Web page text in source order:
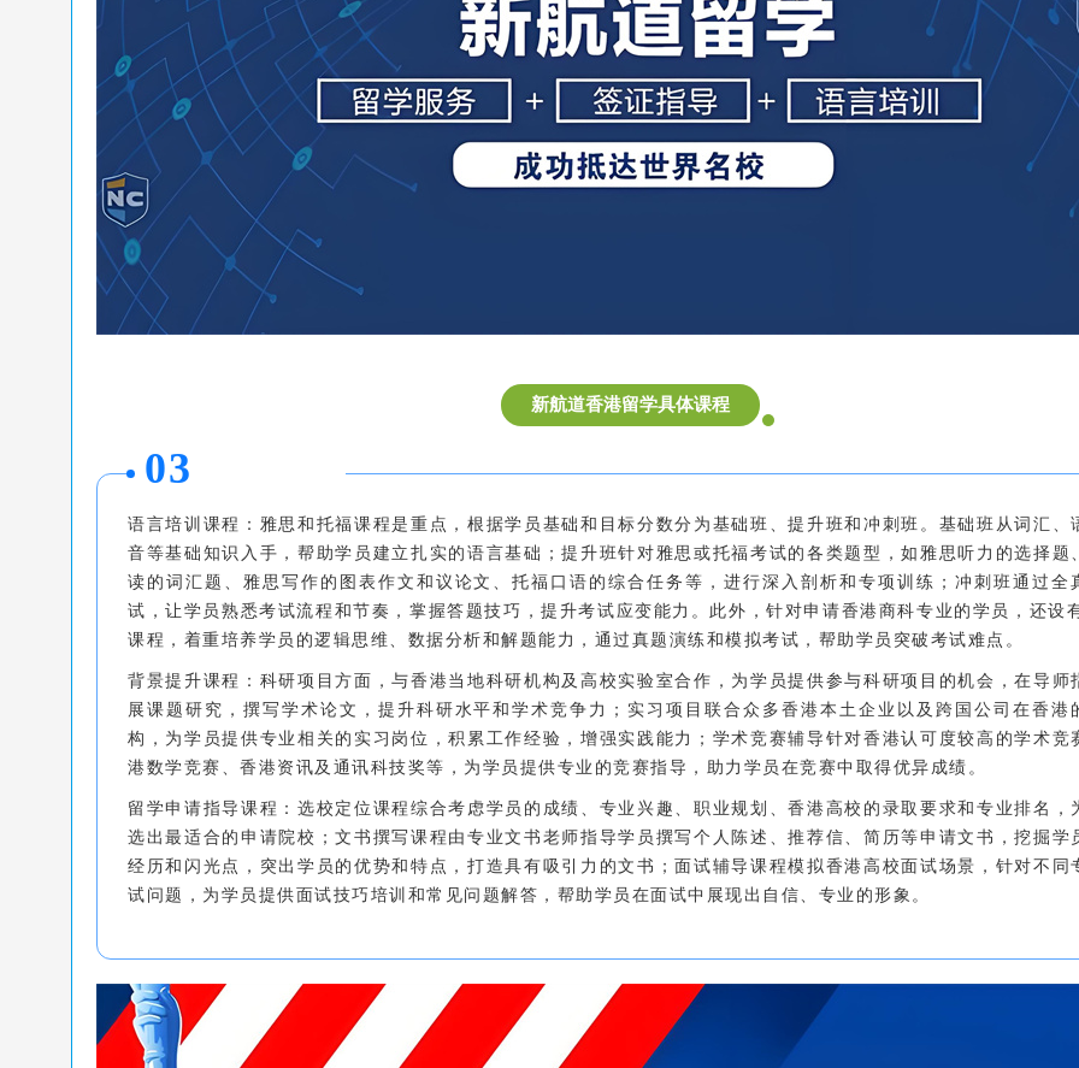
新航道香港留学具体课程
03
语言培训课程：雅思和托福课程是重点，根据学员基础和目标分数分为基础班、提升班和冲刺班。基础班从词汇、
音等基础知识入手，帮助学员建立扎实的语言基础；提升班针对雅思或托福考试的各类题型，如雅思听力的选择题
读的词汇题、雅思写作的图表作文和议论文、托福口语的综合任务等，进行深入剖析和专项训练；冲刺班通过全
试，让学员熟悉考试流程和节奏，掌握答题技巧，提升考试应变能力。此外，针对申请香港商科专业的学员，还设
课程，着重培养学员的逻辑思维、数据分析和解题能力，通过真题演练和模拟考试，帮助学员突破考试难点。
背景提升课程：科研项目方面，与香港当地科研机构及高校实验室合作，为学员提供参与科研项目的机会，在导师
展课题研究，撰写学术论文，提升科研水平和学术竞争力；实习项目联合众多香港本土企业以及跨国公司在香港
构，为学员提供专业相关的实习岗位，积累工作经验，增强实践能力；学术竞赛辅导针对香港认可度较高的学术竞
港数学竞赛、香港资讯及通讯科技奖等，为学员提供专业的竞赛指导，助力学员在竞赛中取得优异成绩。
留学申请指导课程：选校定位课程综合考虑学员的成绩、专业兴趣、职业规划、香港高校的录取要求和专业排名，
选出最适合的申请院校；文书撰写课程由专业文书老师指导学员撰写个人陈述、推荐信、简历等申请文书，挖掘学
经历和闪光点，突出学员的优势和特点，打造具有吸引力的文书；面试辅导课程模拟香港高校面试场景，针对不同
试问题，为学员提供面试技巧培训和常见问题解答，帮助学员在面试中展现出自信、专业的形象。